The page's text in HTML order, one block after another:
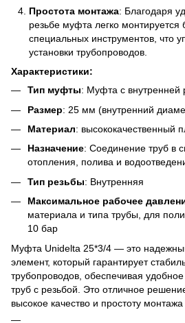
Простота монтажа: Благодаря
резьбе муфта легко монтируется
специальных инструментов, что
установки трубопроводов.
Характеристики:
Тип муфты: Муфта с внутренней
Размер: 25 мм (внутренний
Материал: высококачественный
Назначение: Соединение труб в
отопления, полива и
Тип резьбы: Внутренняя
Максимальное рабочее
материала и типа трубы, для
10 бар
Муфта Unidelta 25*3/4 — это
элемент, который гарантирует
трубопроводов, обеспечивая
труб с резьбой. Это отличное
высокое качество и простоту